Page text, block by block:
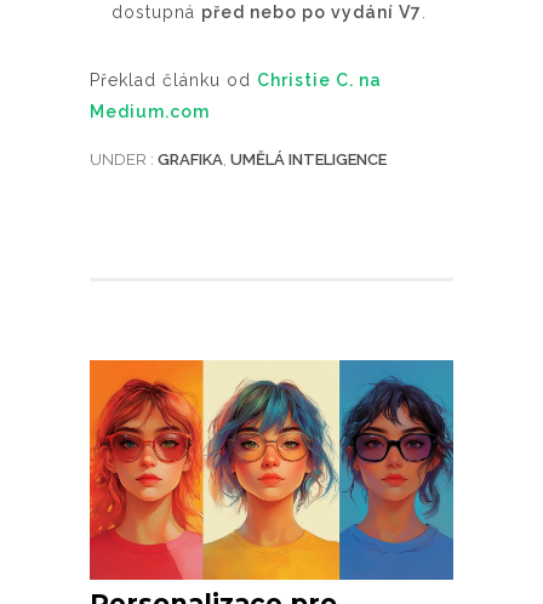
dostupná před nebo po vydání V7
Překlad článku od Christie C. na
Medium.com
UNDER : GRAFIKA UMĚLÁ INTELIGENCE